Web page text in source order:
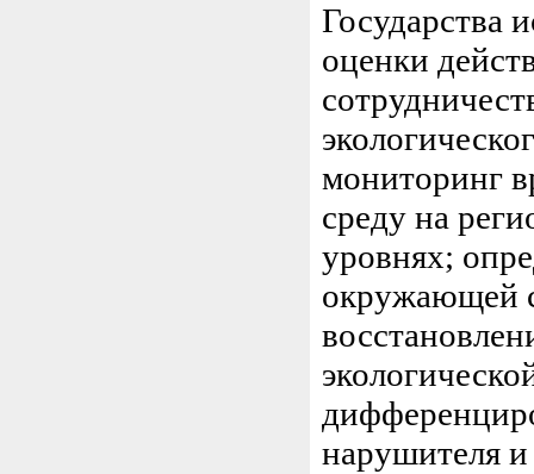
Государства
оценки
мониторинг
среду на
уровнях;
окружающей
нарушителя и